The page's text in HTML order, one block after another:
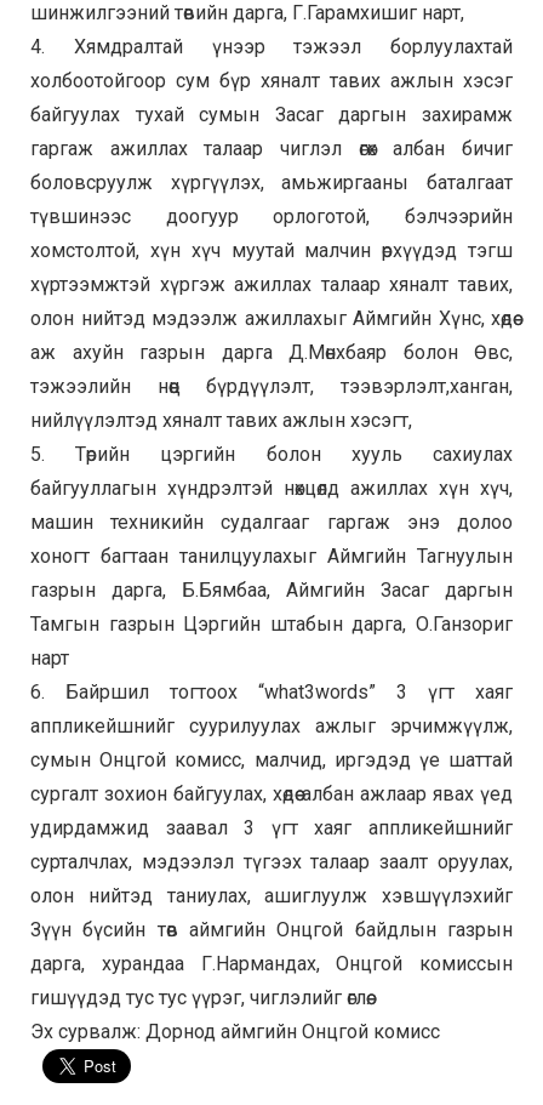
шинжилгээний төвийн дарга, Г.Гарамхишиг нарт,
4. Хямдралтай үнээр тэжээл борлуулахтай
холбоотойгоор сум бүр хяналт тавих ажлын хэсэг
байгуулах тухай сумын Засаг даргын захирамж
гаргаж ажиллах талаар чиглэл өгөх албан бичиг
боловсруулж хүргүүлэх, амьжиргааны баталгаат
түвшинээс доогуур орлоготой, бэлчээрийн
хомстолтой, хүн хүч муутай малчин өрхүүдэд тэгш
хүртээмжтэй хүргэж ажиллах талаар хяналт тавих,
олон нийтэд мэдээлж ажиллахыг Аймгийн Хүнс, хөдөө
аж ахуйн газрын дарга Д.Мөнхбаяр болон Өвс,
тэжээлийн нөөц бүрдүүлэлт, тээвэрлэлт,ханган,
нийлүүлэлтэд хяналт тавих ажлын хэсэгт,
5. Төрийн цэргийн болон хууль сахиулах
байгууллагын хүндрэлтэй нөхцөлд ажиллах хүн хүч,
машин техникийн судалгааг гаргаж энэ долоо
хоногт багтаан танилцуулахыг Аймгийн Тагнуулын
газрын дарга, Б.Бямбаа, Аймгийн Засаг даргын
Тамгын газрын Цэргийн штабын дарга, О.Ганзориг
нарт
6. Байршил тогтоох “what3words” 3 үгт хаяг
аппликейшнийг суурилуулах ажлыг эрчимжүүлж,
сумын Онцгой комисс, малчид, иргэдэд үе шаттай
сургалт зохион байгуулах, хөдөө албан ажлаар явах үед
удирдамжид заавал 3 үгт хаяг аппликейшнийг
сурталчлах, мэдээлэл түгээх талаар заалт оруулах,
олон нийтэд таниулах, ашиглуулж хэвшүүлэхийг
Зүүн бүсийн төв аймгийн Онцгой байдлын газрын
дарга, хурандаа Г.Нармандах, Онцгой комиссын
гишүүдэд тус тус үүрэг, чиглэлийг өглөө.
Эх сурвалж: Дорнод аймгийн Онцгой комисс